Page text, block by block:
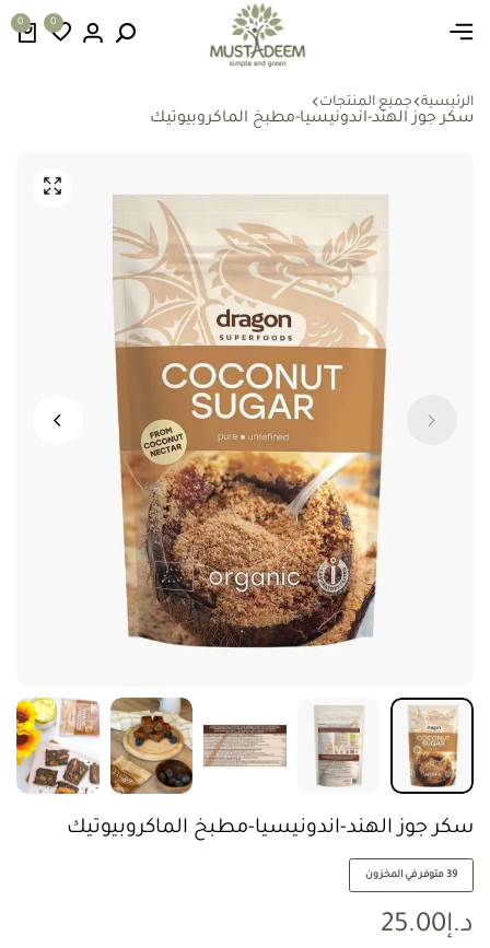
0
0
الرئيسية جميع المنتجات
سكر جوز الهند-اندونيسيا-مطبخ الماكروبيوتيك
سكر جوز الهند-اندونيسيا-مطبخ الماكروبيوتيك
39 متوفر في المخزون
د.إ25.00